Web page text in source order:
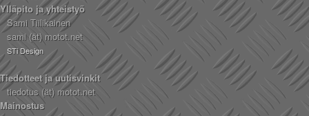
Ylläpito ja yhteistyö
Sami Tiilikainen
sami (ät) motot.net
STi Design
Tiedotteet ja uutisvinkit
tiedotus (ät) motot.net
Mainostus